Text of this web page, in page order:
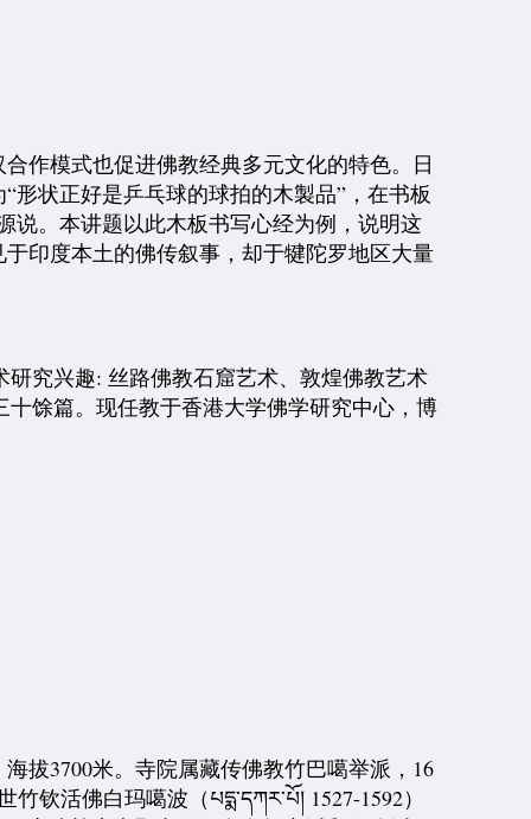
作模式也促进佛教经典多元文化的特色。日
状正好是乒乓球的球拍的木製品”，在书板
说。本讲题以此木板书写心经为例，说明这
印度本土的佛传叙事，却于犍陀罗地区大量
究兴趣: 丝路佛教石窟艺术、敦煌佛教艺术
馀篇。现任教于香港大学佛学研究中心，博
拔3700米。寺院属藏传佛教竹巴噶举派，16
钦活佛白玛噶波（པདྨ་དཀར་པོ། 1527-1592）